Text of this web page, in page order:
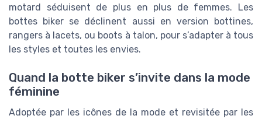
motard séduisent de plus en plus de femmes. Les
bottes biker se déclinent aussi en version bottines,
rangers à lacets, ou boots à talon, pour s’adapter à tous
les styles et toutes les envies.
Quand la botte biker s’invite dans la mode
féminine
Adoptée par les icônes de la mode et revisitée par les